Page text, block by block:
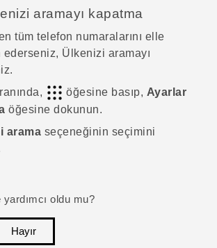
aramayı kapatma
tüm telefon numaralarını elle
Ülkenizi aramayı
öğesine basıp, Ayarlar
öğesine dokunun.
arama seçeneğinin seçimini
oldu mu?
Hayır